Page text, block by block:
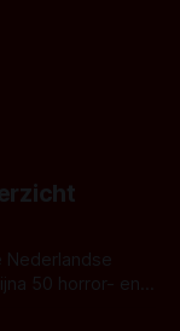
Nederlandse
50 horror- en